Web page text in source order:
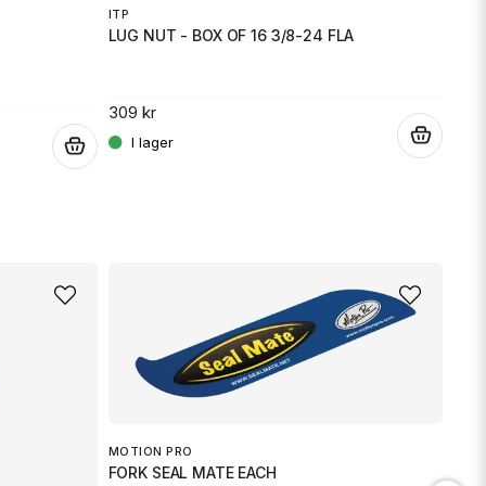
ITP
LUG NUT - BOX OF 16 3/8-24 FLA
309 kr
MOTION PRO
FORK SEAL MATE EACH